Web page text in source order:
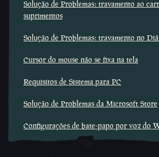
Solução de Problemas: travamento ao
suprimentos
Solução de Problemas: travamento no
Cursor do mouse não se fixa na tela
Requisitos de Sistema para PC
Solução de Problemas da Microsoft Store
Configurações de bate-papo por voz do